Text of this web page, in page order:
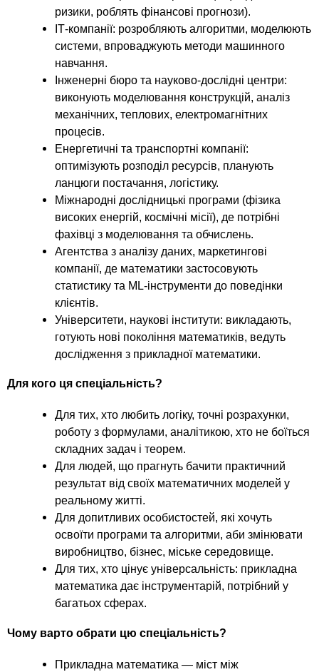
ризики, роблять фінансові прогнози).
ІТ-компанії: розробляють алгоритми, моделюють
системи, впроваджують методи машинного
навчання.
Інженерні бюро та науково-дослідні центри:
виконують моделювання конструкцій, аналіз
механічних, теплових, електромагнітних
процесів.
Енергетичні та транспортні компанії:
оптимізують розподіл ресурсів, планують
ланцюги постачання, логістику.
Міжнародні дослідницькі програми (фізика
високих енергій, космічні місії), де потрібні
фахівці з моделювання та обчислень.
Агентства з аналізу даних, маркетингові
компанії, де математики застосовують
статистику та ML-інструменти до поведінки
клієнтів.
Університети, наукові інститути: викладають,
готують нові покоління математиків, ведуть
дослідження з прикладної математики.
Для кого ця спеціальність?
Для тих, хто любить логіку, точні розрахунки,
роботу з формулами, аналітикою, хто не боїться
складних задач і теорем.
Для людей, що прагнуть бачити практичний
результат від своїх математичних моделей у
реальному житті.
Для допитливих особистостей, які хочуть
освоїти програми та алгоритми, аби змінювати
виробництво, бізнес, міське середовище.
Для тих, хто цінує універсальність: прикладна
математика дає інструментарій, потрібний у
багатьох сферах.
Чому варто обрати цю спеціальність?
Прикладна математика — міст між